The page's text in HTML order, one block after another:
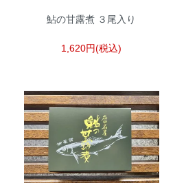
鮎の甘露煮 ３尾入り
1,620円(税込)